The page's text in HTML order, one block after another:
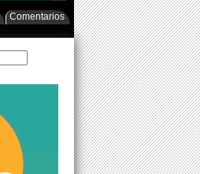
Comentarios